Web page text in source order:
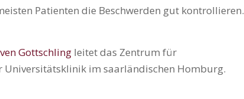
Patienten die Beschwerden gut kontrollieren.
Gottschling leitet das Zentrum für
im saarländischen Homburg.